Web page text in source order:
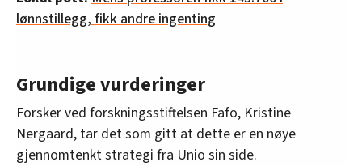
lønnstillegg, fikk andre ingenting
Grundige vurderinger
Forsker ved forskningsstiftelsen Fafo, Kristine
Nergaard, tar det som gitt at dette er en nøye
gjennomtenkt strategi fra Unio sin side.